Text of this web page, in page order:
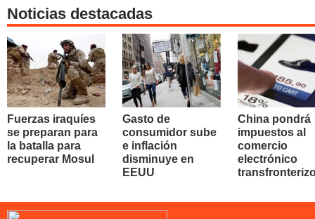
Noticias destacadas
Fuerzas iraquíes
se preparan para
la batalla para
recuperar Mosul
Gasto de
consumidor sube
e inflación
disminuye en
EEUU
China pondrá
impuestos al
comercio
electrónico